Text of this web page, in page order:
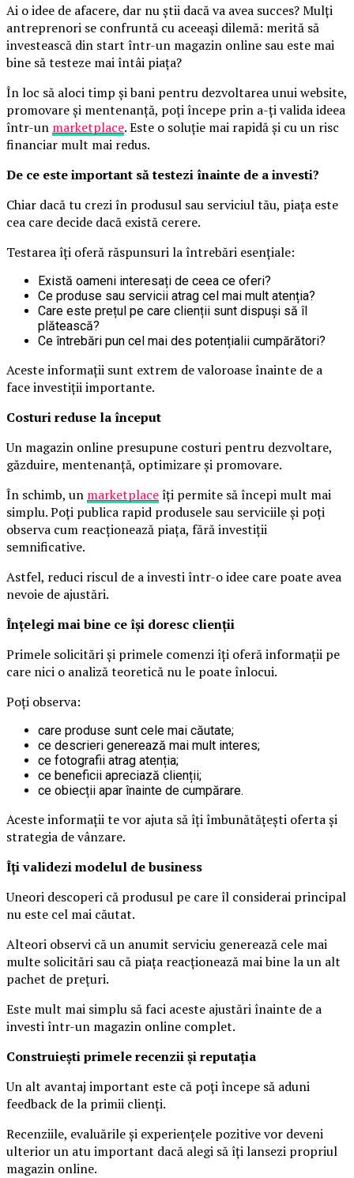
Ai o idee de afacere, dar nu știi dacă va avea succes? Mulți
antreprenori se confruntă cu aceeași dilemă: merită să
investească din start într-un magazin online sau este mai
bine să testeze mai întâi piața?
În loc să aloci timp și bani pentru dezvoltarea unui website,
promovare și mentenanță, poți începe prin a-ți valida ideea
într-un marketplace. Este o soluție mai rapidă și cu un risc
financiar mult mai redus.
De ce este important să testezi înainte de a investi?
Chiar dacă tu crezi în produsul sau serviciul tău, piața este
cea care decide dacă există cerere.
Testarea îți oferă răspunsuri la întrebări esențiale:
Există oameni interesați de ceea ce oferi?
Ce produse sau servicii atrag cel mai mult atenția?
Care este prețul pe care clienții sunt dispuși să îl
plătească?
Ce întrebări pun cel mai des potențialii cumpărători?
Aceste informații sunt extrem de valoroase înainte de a
face investiții importante.
Costuri reduse la început
Un magazin online presupune costuri pentru dezvoltare,
găzduire, mentenanță, optimizare și promovare.
În schimb, un marketplaceîți permite să începi mult mai
simplu. Poți publica rapid produsele sau serviciile și poți
observa cum reacționează piața, fără investiții
semnificative.
Astfel, reduci riscul de a investi într-o idee care poate avea
nevoie de ajustări.
Înțelegi mai bine ce își doresc clienții
Primele solicitări și primele comenzi îți oferă informații pe
care nici o analiză teoretică nu le poate înlocui.
Poți observa:
care produse sunt cele mai căutate;
ce descrieri generează mai mult interes;
ce fotografii atrag atenția;
ce beneficii apreciază clienții;
ce obiecții apar înainte de cumpărare.
Aceste informații te vor ajuta să îți îmbunătățești oferta și
strategia de vânzare.
Îți validezi modelul de business
Uneori descoperi că produsul pe care îl considerai principal
nu este cel mai căutat.
Alteori observi că un anumit serviciu generează cele mai
multe solicitări sau că piața reacționează mai bine la un alt
pachet de prețuri.
Este mult mai simplu să faci aceste ajustări înainte de a
investi într-un magazin online complet.
Construiești primele recenzii și reputația
Un alt avantaj important este că poți începe să aduni
feedback de la primii clienți.
Recenziile, evaluările și experiențele pozitive vor deveni
ulterior un atu important dacă alegi să îți lansezi propriul
magazin online.